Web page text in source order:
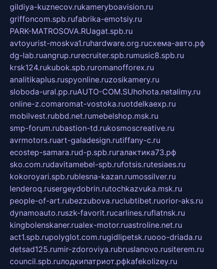
gildiya-kuznecov.rukameryboavision.ru
griffoncom.spb.rufabrika-emotsiy.ru
PARK-MATROSOVA.RUagat.spb.ru
avtoyurist-moskva1.ruhardware.org.ruсхема-авто.рф
dg-lab.ruangrup.rurecruiter.spb.rumusic8.spb.ru
krsk124.rukubok.spb.ruromanofforex.ru
analitikaplus.ruspyonline.ruzosikamery.ru
sloboda-ural.pp.ruAUTO-COM.SUhohota.netalimy.ru
online-z.comaromat-vostoka.ruotdelkaexp.ru
mobilvest.rubbd.net.rumebelshop.msk.ru
smp-forum.rubastion-td.rukosmoscreative.ru
avrmotors.ruart-galadesign.rutiffany-c.ru
ecostep-samara.rud-p.spb.ruгалактика73.рф
sko.com.rudavitamebel-spb.rufotsis.rutesiaes.ru
kokoroyari.spb.rublesna-kazan.rumossilver.ru
lenderoq.rusergeydobrin.rutochkazvuka.msk.ru
people-of-art.rubezzubova.ruclubtibet.ruorior-aks.ru
dynamoauto.ruszk-favorit.rucarlines.ruflatnsk.ru
kingbolenskaner.rualex-motor.ruastroline.net.ru
act1.spb.rupolyglot.com.rugidlipetsk.ruooo-driada.ru
detsad125.rumir-zdoroviya.rubruslanovo.rusiterem.ru
council.spb.ruлодкипатриот.рфkafekolizey.ru